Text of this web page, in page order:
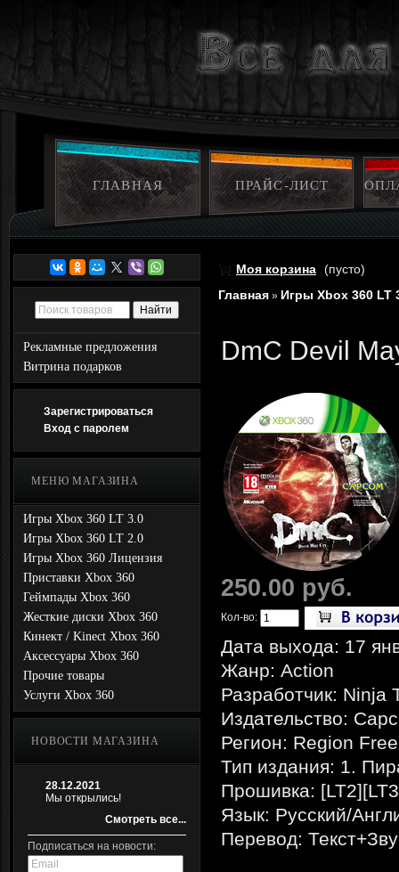
ГЛАВНАЯ ПРАЙС-ЛИСТ
Рекламные предложения
Витрина подарков
Зарегистрироваться
Вход с паролем
МЕНЮ МАГАЗИНА
Игры Xbox 360 LT 3.0
Игры Xbox 360 LT 2.0
Игры Xbox 360 Лицензия
Приставки Xbox 360
Геймпады Xbox 360
Жесткие диски Xbox 360
Кинект / Kinect Xbox 360
Аксессуары Xbox 360
Прочие товары
Услуги Xbox 360
НОВОСТИ МАГАЗИНА
28.12.2021
Мы открылись!
Смотреть все...
Подписаться на новости:
Моя корзина (пусто)
Главная » Игры Xbox 360 LT
DmC Devil
250.00 руб.
Кол-во:
Дата выхода: 17
Жанр: Action
Разработчик: Ninja
Издательство:
Регион: Region Free
Тип издания: 1.
Прошивка:
Язык: Русский/
Перевод: